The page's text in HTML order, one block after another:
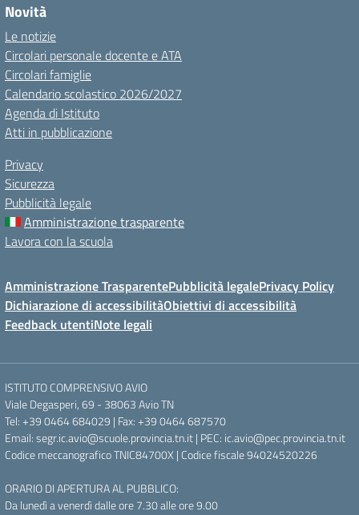
Novità
Le notizie
Circolari personale docente e ATA
Circolari famiglie
Calendario scolastico 2026/2027
Agenda di Istituto
Atti in pubblicazione
Privacy
Sicurezza
Pubblicità legale
Amministrazione trasparente
Lavora con la scuola
Amministrazione TrasparentePubblicità legalePrivacy Policy
Dichiarazione di accessibilitàObiettivi di accessibilità
Feedback utentiNote legali
ISTITUTO COMPRENSIVO AVIO
Viale Degasperi, 69 - 38063 Avio TN
Tel: +39 0464 684029 | Fax: +39 0464 687570
Email: segr.ic.avio@scuole.provincia.tn.it | PEC: ic.avio@pec.provincia.tn.it
Codice meccanografico TNIC84700X | Codice fiscale 94024520226
ORARIO DI APERTURA AL PUBBLICO:
Da lunedì a venerdì dalle ore 7.30 alle ore 9.00